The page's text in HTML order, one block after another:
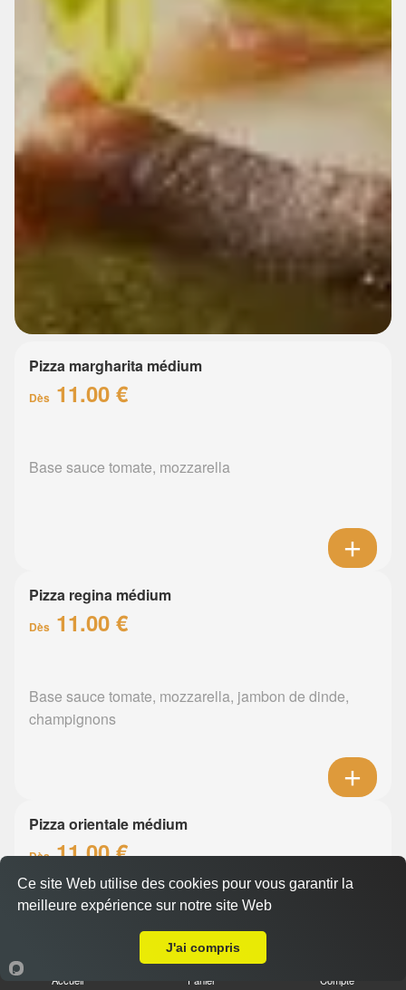
Pizza margharita médium
Dès 11.00 €
Base sauce tomate, mozzarella
Pizza regina médium
Dès 11.00 €
Base sauce tomate, mozzarella, jambon de dinde,
champignons
Pizza orientale médium
Dès11.00 €
Accueil Panier Compte
Ce site Web utilise des cookies pour vous garantir la
meilleure expérience sur notre site Web
J'ai compris